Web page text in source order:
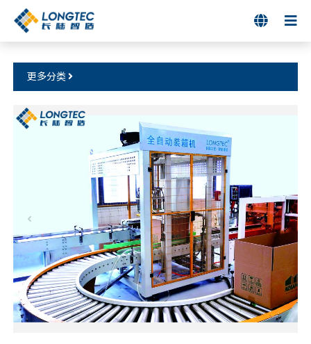

更多分类